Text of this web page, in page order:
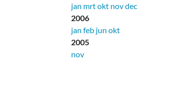
jan mrtokt novdec
2006
jan feb jun okt
2005
nov